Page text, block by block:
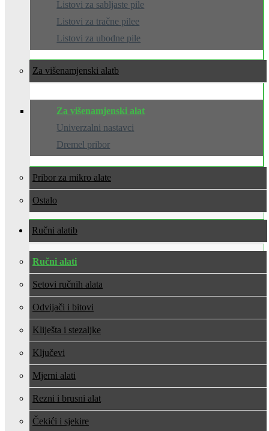
Listovi za sabljaste pile
Listovi za tračne pilee
Listovi za ubodne pile
Za višenamjenski alat
Za višenamjenski alat
Univerzalni nastavci
Dremel pribor
Pribor za mikro alate
Ostalo
Ručni alati
Ručni alati
Setovi ručnih alata
Odvijači i bitovi
Kliješta i stezaljke
Ključevi
Mjerni alati
Rezni i brusni alat
Čekići i sjekire